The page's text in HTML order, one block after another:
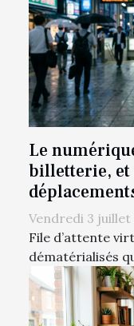
Le
billetterie, et
Vendredi 3 juillet
File d’attente
dématérialisés